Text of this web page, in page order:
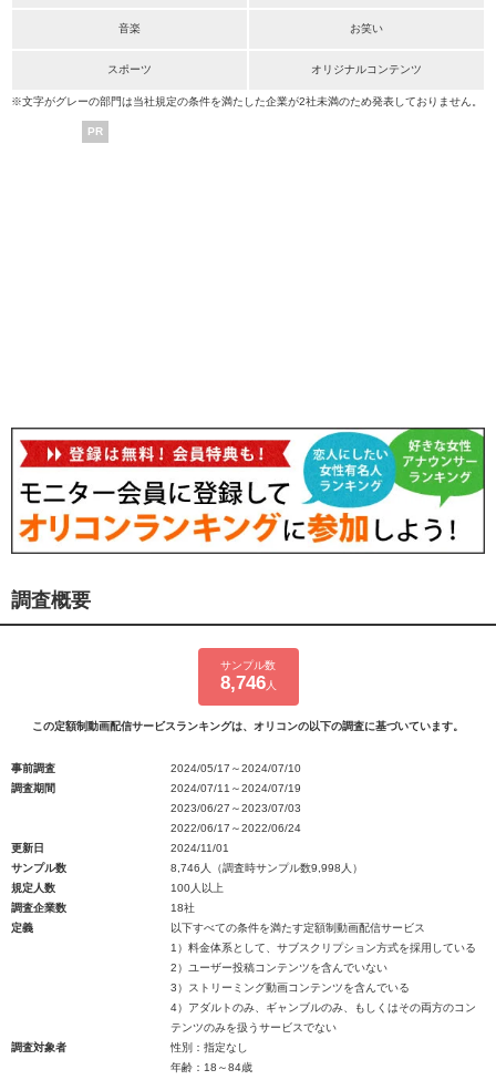
音楽 お笑い
スポーツ オリジナルコンテンツ
※文字がグレーの部門は当社規定の条件を満たした企業が2社未満のため発表しておりません。
PR
調査概要
サンプル数
8,746人
この定額制動画配信サービスランキングは、オリコンの以下の調査に基づいています。
事前調査
2024/05/17～2024/07/10
調査期間
2024/07/11～2024/07/19
2023/06/27～2023/07/03
2022/06/17～2022/06/24
更新日
2024/11/01
サンプル数
8,746人（調査時サンプル数9,998人）
規定人数
100人以上
調査企業数
18社
定義
以下すべての条件を満たす定額制動画配信サービス
1）料金体系として、サブスクリプション方式を採用している
2）ユーザー投稿コンテンツを含んでいない
3）ストリーミング動画コンテンツを含んでいる
4）アダルトのみ、ギャンブルのみ、もしくはその両方のコン
テンツのみを扱うサービスでない
調査対象者
性別：指定なし
年齢：18～84歳